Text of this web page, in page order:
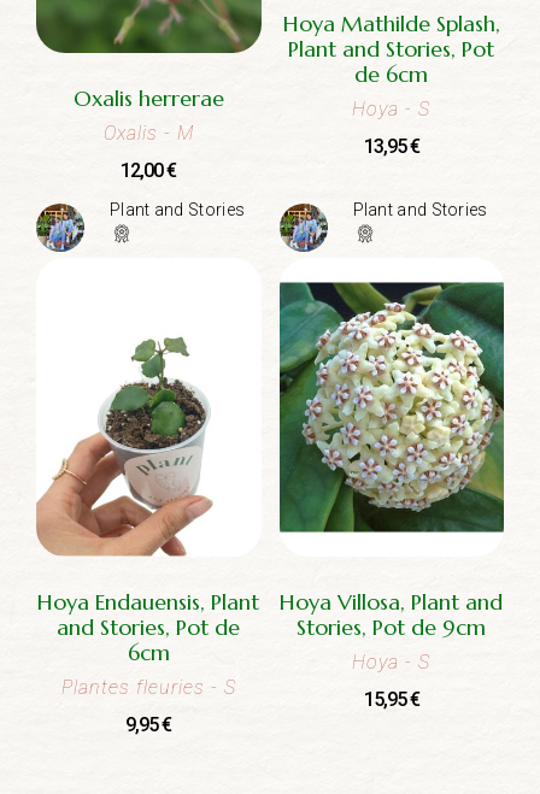
Oxalis herrerae
Oxalis - M
12,00€
Hoya Mathilde Splash,
Plant and Stories, Pot
de 6cm
Hoya - S
13,95€
Plant and Stories
Hoya Endauensis, Plant
and Stories, Pot de
6cm
Plantes fleuries - S
9,95€
Plant and Stories
Hoya Villosa, Plant and
Stories, Pot de 9cm
Hoya - S
15,95€